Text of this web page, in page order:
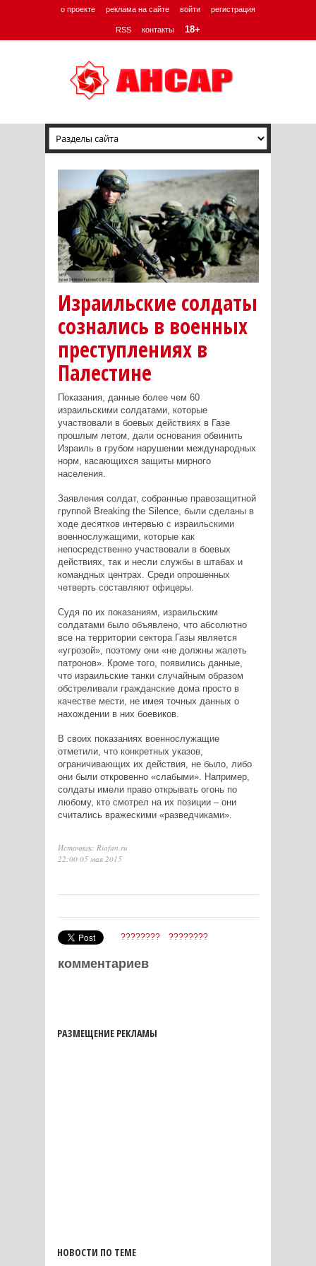
о проекте реклама на сайте войти регистрация
RSS контакты 18+
Израильские солдаты
сознались в военных
преступлениях в
Палестине
Показания, данные более чем 60
израильскими солдатами, которые
участвовали в боевых действиях в Газе
прошлым летом, дали основания обвинить
Израиль в грубом нарушении международных
норм, касающихся защиты мирного
населения.
Заявления солдат, собранные правозащитной
группой Breaking the Silence, были сделаны в
ходе десятков интервью с израильскими
военнослужащими, которые как
непосредственно участвовали в боевых
действиях, так и несли службы в штабах и
командных центрах. Среди опрошенных
четверть составляют офицеры.
Судя по их показаниям, израильским
солдатами было объявлено, что абсолютно
все на территории сектора Газы является
«угрозой», поэтому они «не должны жалеть
патронов». Кроме того, появились данные,
что израильские танки случайным образом
обстреливали гражданские дома просто в
качестве мести, не имея точных данных о
нахождении в них боевиков.
В своих показаниях военнослужащие
отметили, что конкретных указов,
ограничивающих их действия, не было, либо
они были откровенно «слабыми». Например,
солдаты имели право открывать огонь по
любому, кто смотрел на их позиции – они
считались вражескими «разведчиками».
Источник: Riafan.ru
22:00 05 мая 2015
???????? ????????
комментариев
РАЗМЕЩЕНИЕ РЕКЛАМЫ
НОВОСТИ ПО ТЕМЕ